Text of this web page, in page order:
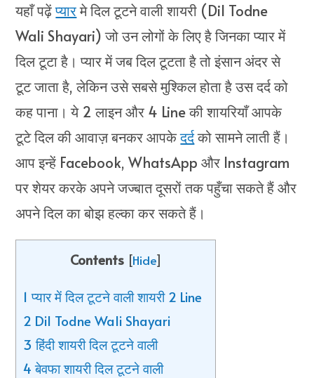
यहाँ पढ़ेंप्यारमे दिल टूटने वाली शायरी (Dil Todne
Wali Shayari) जो उन लोगों के लिए है जिनका प्यार में
दिल टूटा है। प्यार में जब दिल टूटता है तो इंसान अंदर से
टूट जाता है, लेकिन उसे सबसे मुश्किल होता है उस दर्द को
कह पाना। ये 2 लाइन और 4 Line की शायरियाँ आपके
टूटे दिल की आवाज़ बनकर आपकेदर्दको सामने लाती हैं।
आप इन्हें Facebook, WhatsApp और Instagram
पर शेयर करके अपने जज्बात दूसरों तक पहुँचा सकते हैं और
अपने दिल का बोझ हल्का कर सकते हैं।
Contents [Hide]
1 प्यार में दिल टूटने वाली शायरी 2 Line
2 Dil Todne Wali Shayari
3 हिंदी शायरी दिल टूटने वाली
4 बेवफा शायरी दिल टूटने वाली